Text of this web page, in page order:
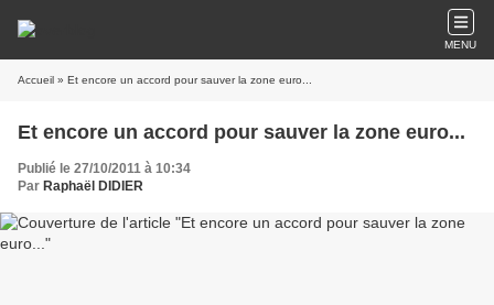
MENU
Accueil » Et encore un accord pour sauver la zone euro...
Et encore un accord pour sauver la zone euro...
Publié le 27/10/2011 à 10:34
Par Raphaël DIDIER